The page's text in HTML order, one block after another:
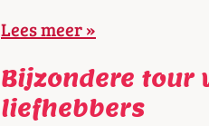
Lees meer »
Bijzondere tour
liefhebbers